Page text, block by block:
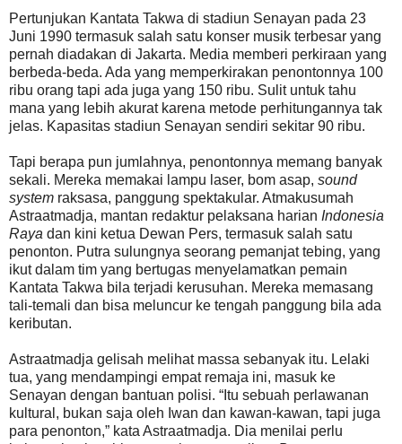
Pertunjukan Kantata Takwa di stadiun Senayan pada 23
Juni 1990 termasuk salah satu konser musik terbesar yang
pernah diadakan di Jakarta. Media memberi perkiraan yang
berbeda-beda. Ada yang memperkirakan penontonnya 100
ribu orang tapi ada juga yang 150 ribu. Sulit untuk tahu
mana yang lebih akurat karena metode perhitungannya tak
jelas. Kapasitas stadiun Senayan sendiri sekitar 90 ribu.
Tapi berapa pun jumlahnya, penontonnya memang banyak
sekali. Mereka memakai lampu laser, bom asap, sound
system raksasa, panggung spektakular. Atmakusumah
Astraatmadja, mantan redaktur pelaksana harian Indonesia
Raya dan kini ketua Dewan Pers, termasuk salah satu
penonton. Putra sulungnya seorang pemanjat tebing, yang
ikut dalam tim yang bertugas menyelamatkan pemain
Kantata Takwa bila terjadi kerusuhan. Mereka memasang
tali-temali dan bisa meluncur ke tengah panggung bila ada
keributan.
Astraatmadja gelisah melihat massa sebanyak itu. Lelaki
tua, yang mendampingi empat remaja ini, masuk ke
Senayan dengan bantuan polisi. “Itu sebuah perlawanan
kultural, bukan saja oleh Iwan dan kawan-kawan, tapi juga
para penonton,” kata Astraatmadja. Dia menilai perlu